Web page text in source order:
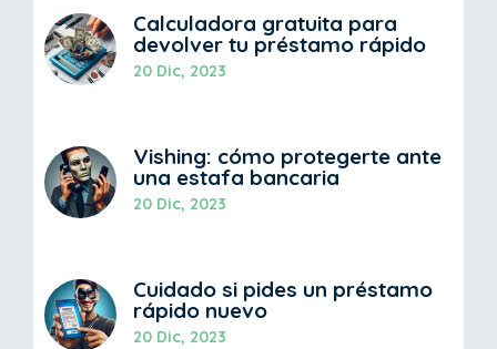
Calculadora gratuita para
devolver tu préstamo rápido
20 Dic, 2023
Vishing: cómo protegerte ante
una estafa bancaria
20 Dic, 2023
Cuidado si pides un préstamo
rápido nuevo
20 Dic, 2023